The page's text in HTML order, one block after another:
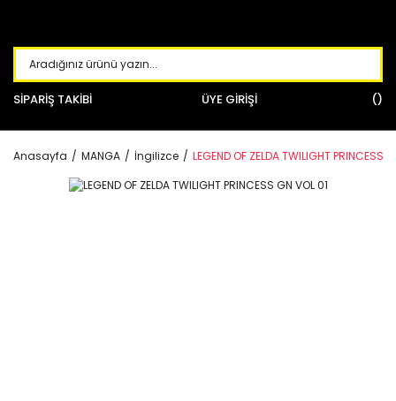
SİPARİŞ TAKİBİ ÜYE GİRİŞİ
Anasayfa MANGA İngilizce LEGEND OF ZELDA TWILIGHT PRINCESS